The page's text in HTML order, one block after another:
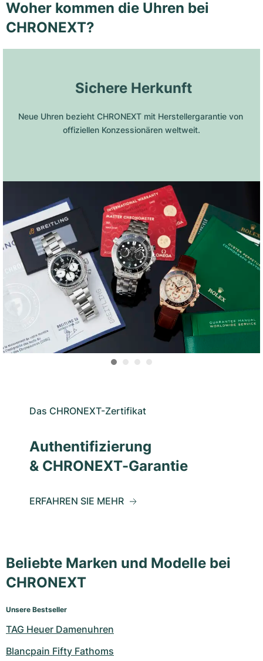
Woher kommen die Uhren bei
CHRONEXT?
Sichere Herkunft
Neue Uhren bezieht CHRONEXT mit Herstellergarantie von
offiziellen Konzessionären weltweit.
Das CHRONEXT-Zertifikat
Authentifizierung
& CHRONEXT-Garantie
ERFAHREN SIE MEHR
Beliebte Marken und Modelle bei
CHRONEXT
Unsere Bestseller
TAG Heuer Damenuhren
Blancpain Fifty Fathoms